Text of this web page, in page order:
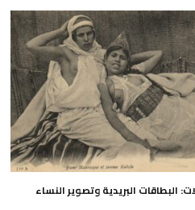
الشفاه